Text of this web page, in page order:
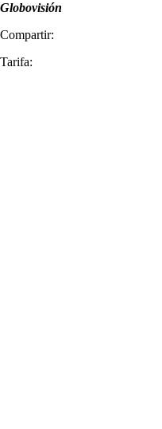
Globovisión
Compartir:
Tarifa: